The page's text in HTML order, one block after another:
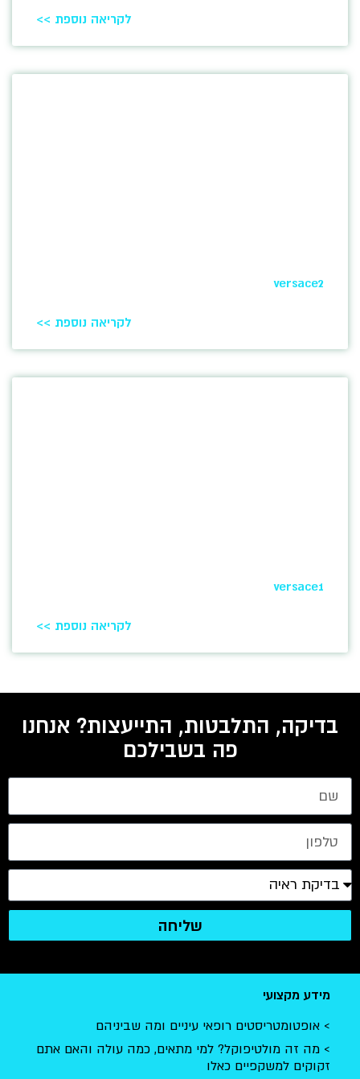
לקריאה נוספת >>
versace2
לקריאה נוספת >>
versace1
לקריאה נוספת >>
בדיקה, התלבטות, התייעצות? אנחנו
פה בשבילכם
שליחה
מידע מקצועי
אופטומטריסטים רופאי עיניים ומה שביניהם
מה זה מולטיפוקל? למי מתאים, כמה עולה והאם אתם
זקוקים למשקפיים כאלו